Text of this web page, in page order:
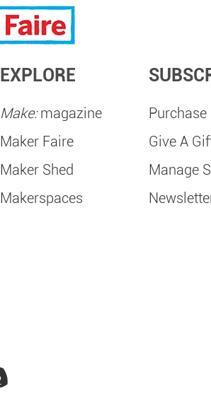
EXPLORE
Make:magazine
Maker Faire
Maker Shed
Makerspaces
Purchase
Give A
Manage